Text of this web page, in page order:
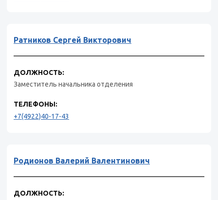
Ратников Сергей Викторович
ДОЛЖНОСТЬ:
Заместитель начальника отделения
ТЕЛЕФОНЫ:
+7(4922)40-17-43
Родионов Валерий Валентинович
ДОЛЖНОСТЬ: